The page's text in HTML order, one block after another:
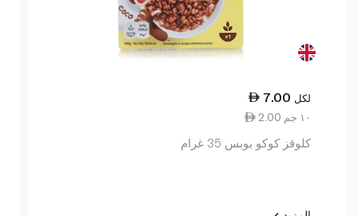
7.00 لكل
2.00 ١٠ جم
كلوقز كوكو بوبس 35 غرام